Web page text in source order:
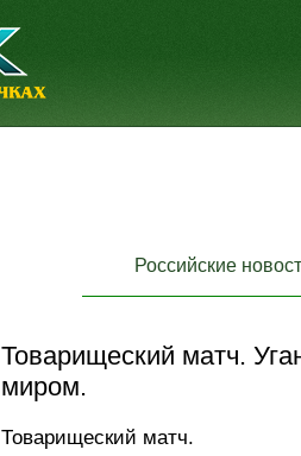
Российские
Товарищеский матч.
миром.
Товарищеский матч.